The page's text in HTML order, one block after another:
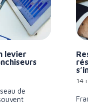
levier
de
14